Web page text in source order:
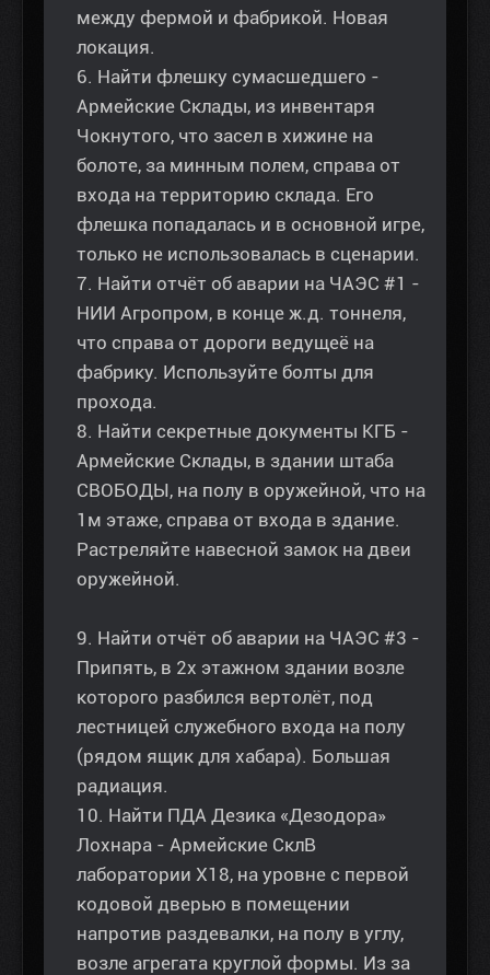
между фермой и фабрикой. Новая
локация.
6. Найти флешку сумасшедшего -
Армейские Склады, из инвентаря
Чокнутого, что засел в хижине на
болоте, за минным полем, справа от
входа на территорию склада. Его
флешка попадалась и в основной игре,
только не использовалась в сценарии.
7. Найти отчёт об аварии на ЧАЭС #1 -
НИИ Агропром, в конце ж.д. тоннеля,
что справа от дороги ведущеё на
фабрику. Используйте болты для
прохода.
8. Найти секретные документы КГБ -
Армейские Склады, в здании штаба
СВОБОДЫ, на полу в оружейной, что на
1м этаже, справа от входа в здание.
Растреляйте навесной замок на двеи
оружейной.
9. Найти отчёт об аварии на ЧАЭС #3 -
Припять, в 2х этажном здании возле
которого разбился вертолёт, под
лестницей служебного входа на полу
(рядом ящик для хабара). Большая
радиация.
10. Найти ПДА Дезика «Дезодора»
Лохнара - Армейские СклB
лаборатории Х18, на уровне с первой
кодовой дверью в помещении
напротив раздевалки, на полу в углу,
возле агрегата круглой формы. Из за